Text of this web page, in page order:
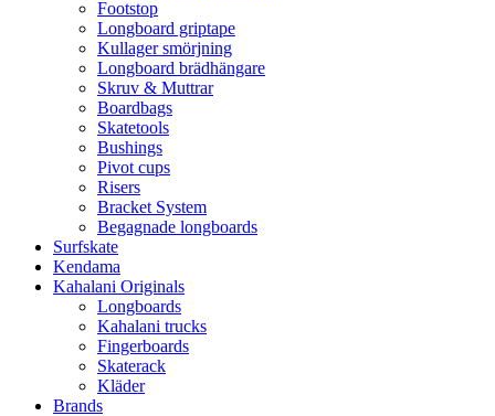
Footstop
Longboard griptape
Kullager smörjning
Longboard brädhängare
Skruv & Muttrar
Boardbags
Skatetools
Bushings
Pivot cups
Risers
Bracket System
Begagnade longboards
Surfskate
Kendama
Kahalani Originals
Longboards
Kahalani trucks
Fingerboards
Skaterack
Kläder
Brands